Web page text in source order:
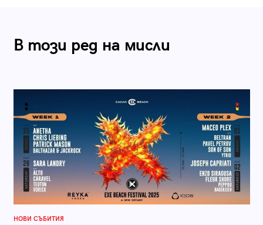
В този ред на мисли
НОВИ СЪБИТИЯ